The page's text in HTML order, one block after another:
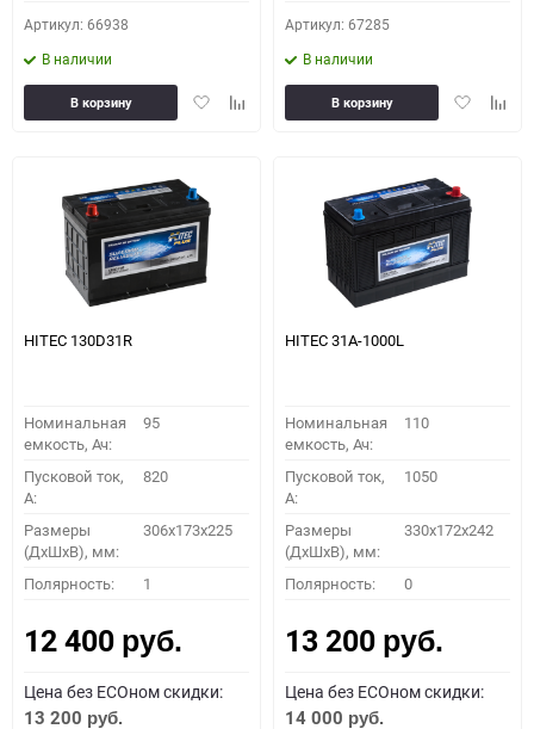
Артикул: 66938
В наличии
ДобавитьДобавить
В корзину
Артикул: 67285
В наличии
Добавить
В корзину
HITEC 130D31R
Номинальная
емкость, Ач:
95
Пусковой ток,
A:
820
Размеры
(ДхШхВ), мм:
306x173x225
Полярность: 1
12 400 руб.
Цена без ECOном скидки:
13 200 руб.
HITEC 31A-1000L
Номинальная
емкость, Ач:
110
Пусковой ток,
A:
1050
Размеры
(ДхШхВ), мм:
330x172x242
Полярность: 0
13 200 руб.
Цена без ECOном скидки:
14 000 руб.